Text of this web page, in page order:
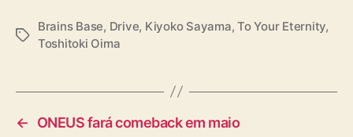
T
Brains Base, Drive, Kiyoko Sayama,To Your Eternity,
Toshitoki Oima
←
ONEUS fará comeback em maio